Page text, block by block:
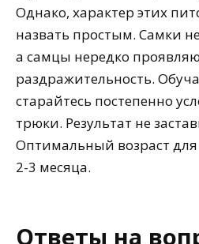
Однако, характер этих
назвать простым. Самки
а самцы нередко
раздражительность.
старайтесь постепенно
трюки. Результат не
Оптимальный возраст
2-3 месяца.
Ответы на